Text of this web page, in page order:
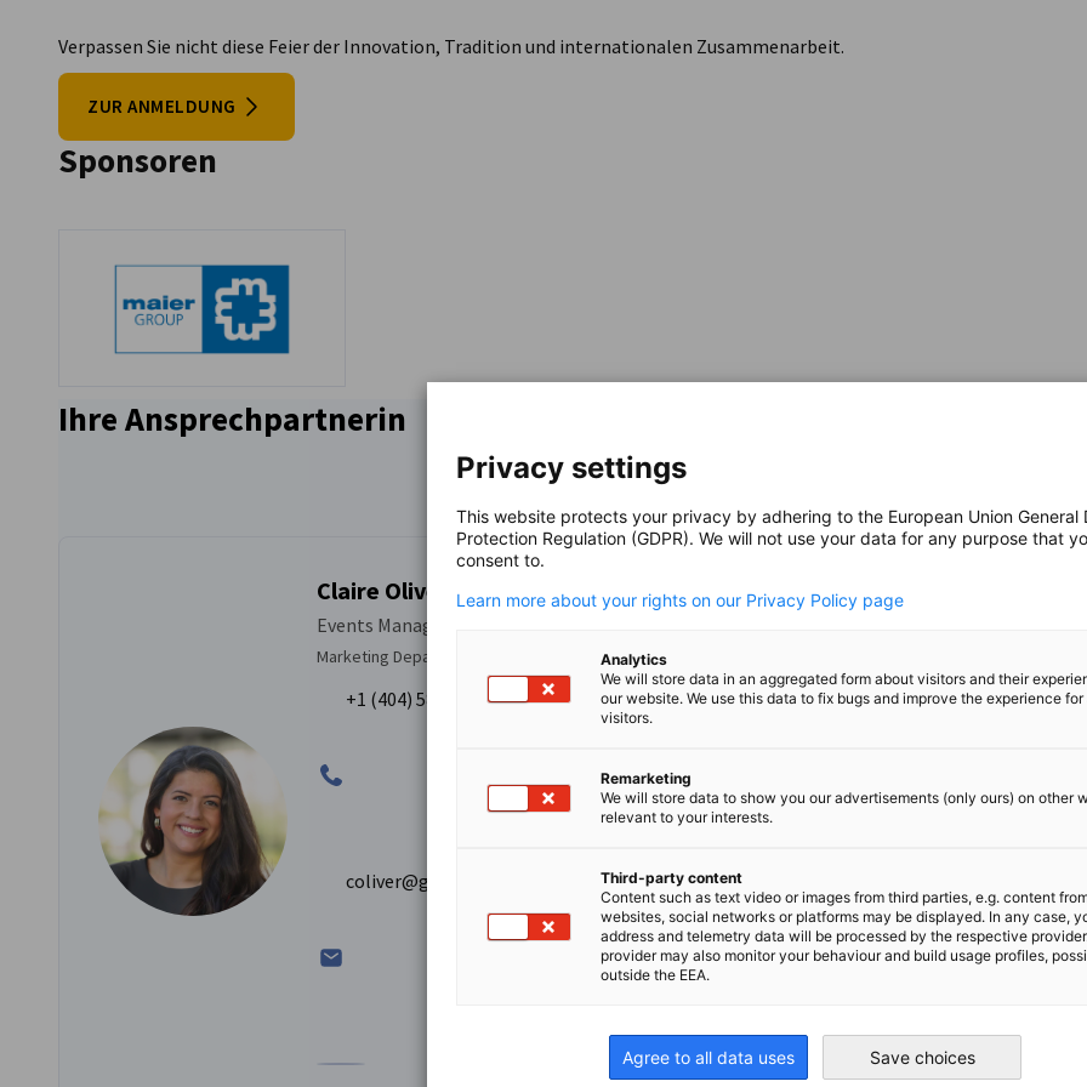
Verpassen Sie nicht diese Feier der Innovation, Tradition und internationalen Zusammenarbeit.
ZUR ANMELDUNG
Sponsoren
Ihre Ansprechpartnerin
Claire Oliver
Events Manager - GA, AL, FL, MS, TN
Marketing Department
+1 (404) 586-6813
coliver@gaccsouth.com
Zum Profil von Claire Oliver auf der LinkedIn gehen
Privacy settings
This website protects your privacy by adhering to the European Union General
Protection Regulation (GDPR). We will not use your data for any purpose that
consent to.
Learn more about your rights on our Privacy Policy page
Analytics
We will store data in an aggregated form about visitors and their
our website. We use this data to fix bugs and improve the experience for
visitors.
Remarketing
We will store data to show you our advertisements (only ours) on other
relevant to your interests.
Third-party content
Content such as text video or images from third parties, e.g. content
websites, social networks or platforms may be displayed. In any case,
address and telemetry data will be processed by the respective
provider may also monitor your behaviour and build usage profiles,
outside the EEA.
Agree to all data uses Save choices